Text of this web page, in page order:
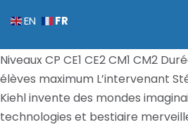
Niveaux CP CE1 CE2 CM1 CM2
élèves maximum L’intervenant
Kiehl invente des mondes
technologies et bestiaire
EN FR